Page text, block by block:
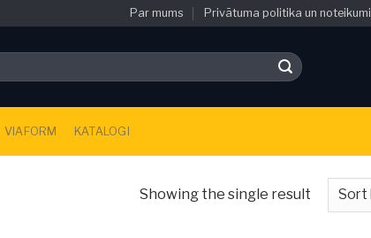
Par mums Privātuma politika un noteikumi
VIAFORM KATALOGI
Showing the single result